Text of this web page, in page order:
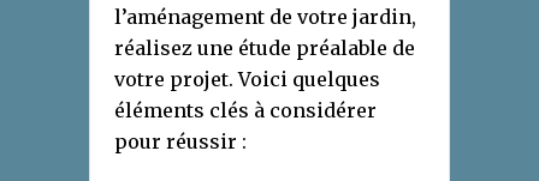
l’aménagement de votre jardin,
réalisez une étude préalable de
votre projet. Voici quelques
éléments clés à considérer
pour réussir :